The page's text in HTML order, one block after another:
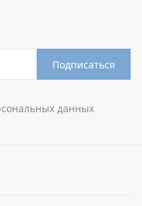
Подписаться
данных